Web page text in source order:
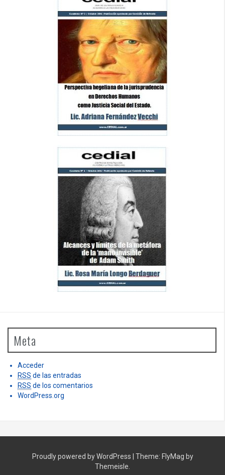
Meta
Acceder
RSS de las entradas
RSS de los comentarios
WordPress.org
Proudly powered by WordPress Theme: FlyMag by
Themeisle.